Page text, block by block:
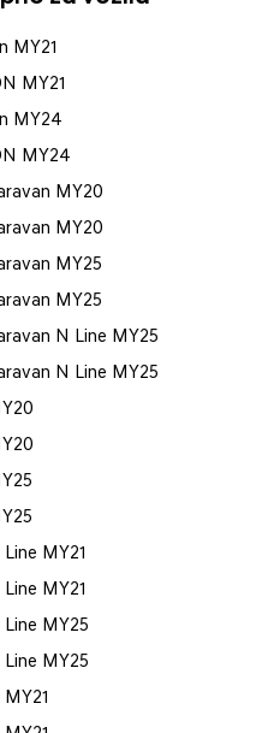
MY21
MY21
MY24
MY24
MY20
MY20
MY25
MY25
N Line MY25
N Line MY25
MY21
MY21
MY25
MY25